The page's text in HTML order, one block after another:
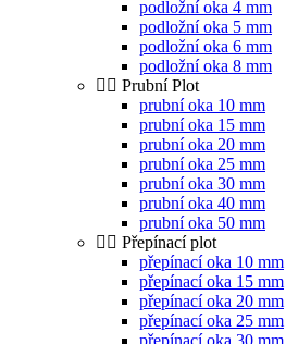
podložní oka 4 mm
podložní oka 5 mm
podložní oka 6 mm
podložní oka 8 mm
Prubní Plot
prubní oka 10 mm
prubní oka 15 mm
prubní oka 20 mm
prubní oka 25 mm
prubní oka 30 mm
prubní oka 40 mm
prubní oka 50 mm
Přepínací plot
přepínací oka 10 mm
přepínací oka 15 mm
přepínací oka 20 mm
přepínací oka 25 mm
přepínací oka 30 mm